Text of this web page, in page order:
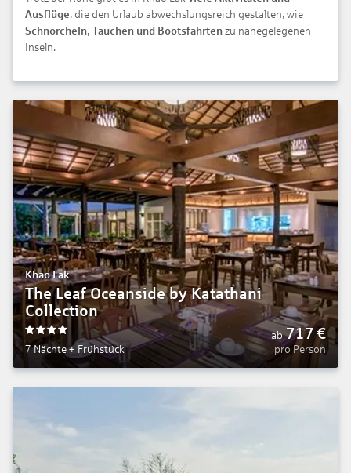
Ausflüge, die den Urlaub abwechslungsreich gestalten, wie
Schnorcheln, Tauchen und Bootsfahrten zu nahegelegenen
Inseln.
Khao Lak
The Leaf Oceanside by Katathani
Collection
7 Nächte+ Frühstück
ab 717€
pro Person